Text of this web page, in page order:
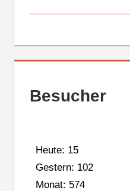
Besucher
Heute: 15
Gestern: 102
Monat: 574